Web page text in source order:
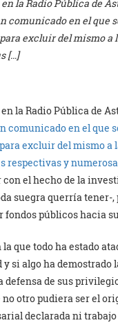
la Radio Pública de
comunicado en el que
excluir del mismo a
[…]
la Radio Pública de
comunicado en el que
excluir del mismo a
respectivas y
el hecho de la
suegra querría tener-
públicos hacia
que todo ha estado
si algo ha demostrado
de sus
otro pudiera ser el
declarada ni